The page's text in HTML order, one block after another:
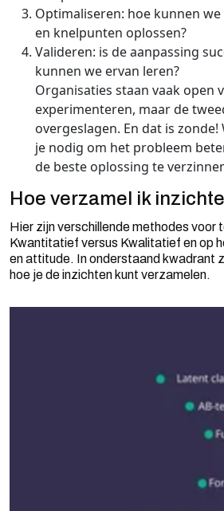
Optimaliseren: hoe kunnen
en knelpunten oplossen?
Valideren: is de aanpassing
kunnen we ervan leren?
Organisaties staan vaak open
experimenteren, maar de
overgeslagen. En dat is
je nodig om het probleem
de beste oplossing te
Hoe verzamel ik
Hier zijn verschillende methodes voor
Kwantitatief versus Kwalitatief en op
en attitude. In onderstaand kwadrant
hoe je de inzichten kunt verzamelen.